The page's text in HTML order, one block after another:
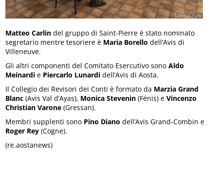
Matteo Carlin del gruppo di Saint-Pierre è stato nominato
segretario mentre tesoriere è Maria Borello dell’Avis di
Villeneuve.
Gli altri componenti del Comitato Esercutivo sonoAldo
Meinardi e Piercarlo Lunardi dell’Avis di Aosta.
Il Collegio dei Revisori dei Conti è formato da Marzia Grand
Blanc (Avis Val d’Ayas), Monica Stevenin (Fénis) eVincenzo
Christian Varone (Gressan).
Membri supplenti sono Pino Diano dell’Avis Grand-Combin e
Roger Rey (Cogne).
(re.aostanews)